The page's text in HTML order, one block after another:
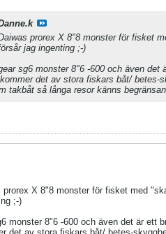
prorex X 8"8 monster för fisket
jag ingenting ;-)
sg6 monster 8"6 -600 och även
det av stora fiskars båt/
takbåt så långa resor känns
X 8"8 monster för fisket med
;-)
monster 8"6 -600 och även det är ett